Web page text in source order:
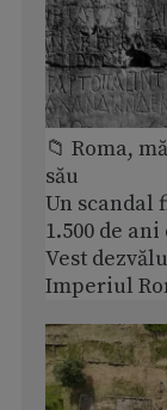
📁 Roma,
său
Un scandal
1.500 de
Vest
Imperiul